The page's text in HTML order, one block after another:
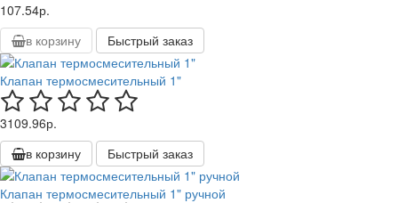
107.54р.
в корзину
Быстрый заказ
Клапан термосмесительный 1"
3109.96р.
в корзину
Быстрый заказ
Клапан термосмесительный 1" ручной